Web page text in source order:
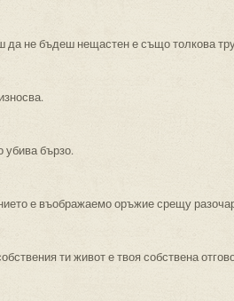
да не бъдеш нещастен е също толкова
убива бързо.
е въображаемо оръжие срещу
ти живот е твоя собствена